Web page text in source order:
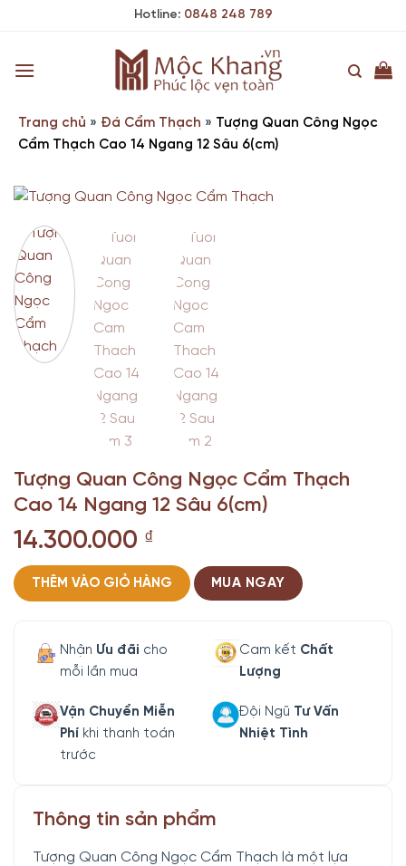
Hotline: 0848 248 789
Trang chủ » Đá Cẩm Thạch » Tượng Quan Công Ngọc
Cẩm Thạch Cao 14 Ngang 12 Sâu 6(cm)
Tượng Quan Công Ngọc Cẩm Thạch
Cao 14 Ngang 12 Sâu 6(cm)
14.300.000 ₫
THÊM VÀO GIỎ HÀNG MUA NGAY
Nhận Ưu đãi cho
mỗi lần mua
Cam kết Chất
Lượng
Vận Chuyển Miễn
Phí khi thanh toán
trước
Đội Ngũ Tư Vấn
Nhiệt Tình
Thông tin sản phẩm
Tượng Quan Công Ngọc Cẩm Thạch là một lựa